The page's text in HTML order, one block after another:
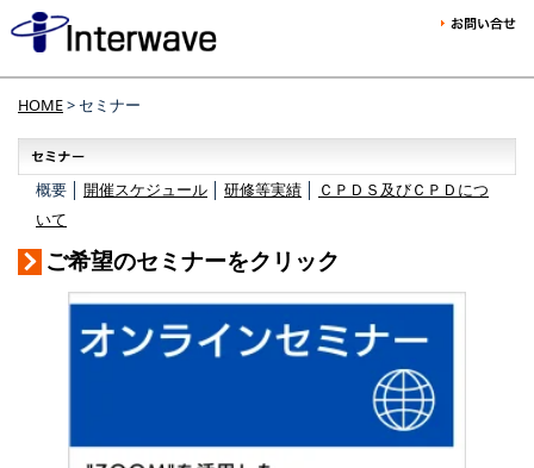
HOME> セミナー
概要 │ 開催スケジュール 研修等実績
ＣＰＤＳ及びＣＰＤにつ
いて
ご希望のセミナーをクリック